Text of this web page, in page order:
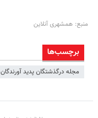
منبع: همشهری آنلاین
برچسب‌ها
مجله درگذشتگان پدید آورندگان